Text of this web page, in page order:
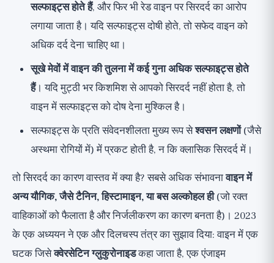
सल्फाइट्स होते हैं, और फिर भी रेड वाइन पर सिरदर्द का आरोप
लगाया जाता है। यदि सल्फाइट्स दोषी होते, तो सफेद वाइन को
अधिक दर्द देना चाहिए था।
सूखे मेवों में वाइन की तुलना में कई गुना अधिक सल्फाइट्स होते
हैं। यदि मुट्ठी भर किशमिश से आपको सिरदर्द नहीं होता है, तो
वाइन में सल्फाइट्स को दोष देना मुश्किल है।
सल्फाइट्स के प्रति संवेदनशीलता मुख्य रूप सेश्वसन लक्षणों(जैसे
अस्थमा रोगियों में) में प्रकट होती है, न कि क्लासिक सिरदर्द में।
तो सिरदर्द का कारण वास्तव में क्या है? सबसे अधिक संभावनावाइन में
अन्य यौगिक, जैसे टैनिन, हिस्टामाइन, या बस अल्कोहल ही(जो रक्त
वाहिकाओं को फैलाता है और निर्जलीकरण का कारण बनता है)। 2023
के एक अध्ययन ने एक और दिलचस्प तंत्र का सुझाव दिया: वाइन में एक
घटक जिसेक्वेरसेटिन ग्लुकुरोनाइडकहा जाता है, एक एंजाइम